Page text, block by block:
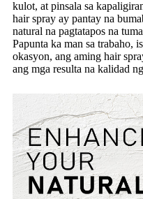
kulot, at pinsala sa
hair spray ay pantay na
natural na pagtatapos na
Papunta ka man sa trabaho,
okasyon, ang aming hair
ang mga resulta na kalidad